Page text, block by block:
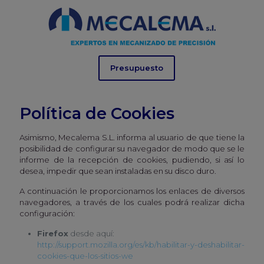
Presupuesto
Política de Cookies
Asimismo, Mecalema S.L. informa al usuario de que tiene la
posibilidad de configurar su navegador de modo que se le
informe de la recepción de cookies, pudiendo, si así lo
desea, impedir que sean instaladas en su disco duro.
A continuación le proporcionamos los enlaces de diversos
navegadores, a través de los cuales podrá realizar dicha
configuración:
Firefox desde aquí:
http://support.mozilla.org/es/kb/habilitar-y-deshabilitar-
cookies-que-los-sitios-we